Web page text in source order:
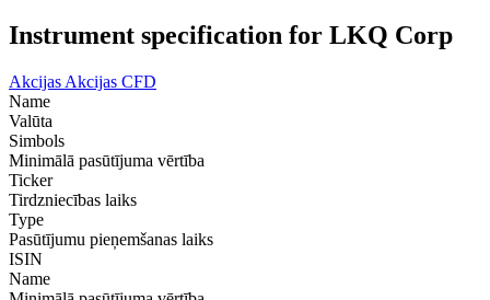
Instrument specification for LKQ Corp
Akcijas Akcijas CFD
Name
Valūta
Simbols
Minimālā pasūtījuma vērtība
Ticker
Tirdzniecības laiks
Type
Pasūtījumu pieņemšanas laiks
ISIN
Name